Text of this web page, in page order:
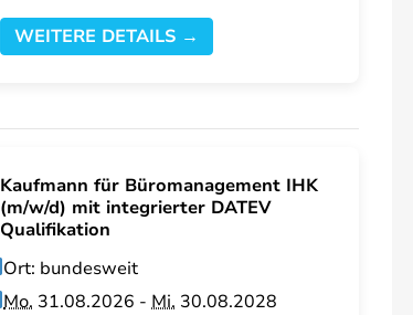
WEITERE DETAILS →
Kaufmann für Büromanagement IHK
(m/w/d) mit integrierter DATEV
Qualifikation
Ort: bundesweit
Mo. 31.08.2026 -Mi. 30.08.2028